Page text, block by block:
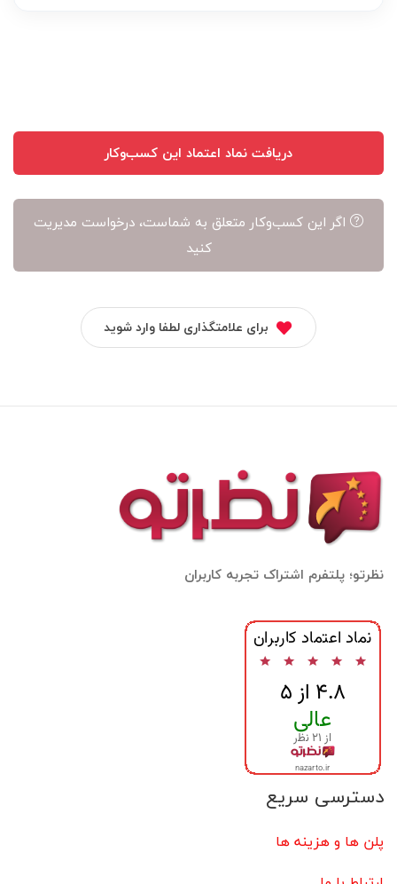
دریافت نماد اعتماد این کسب‌وکار
اگر این کسب‌وکار متعلق به شماست، درخواست مدیریت
کنید
برای علامتگذاری لطفا وارد شوید
نظرتو؛ پلتفرم اشتراک تجربه کاربران
دسترسی سریع
پلن ها و هزینه ها